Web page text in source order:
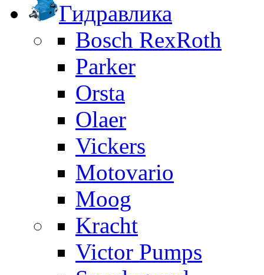
Гидравлика
Bosch RexRoth
Parker
Orsta
Olaer
Vickers
Motovario
Moog
Kracht
Victor Pumps